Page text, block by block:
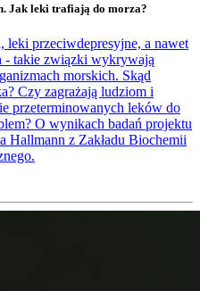
Jak leki trafiają do morza?
przeciwdepresyjne, a nawet
- takie związki wykrywają
morskich. Skąd
Czy zagrażają ludziom i
przeterminowanych leków do
O wynikach badań projektu
Hallmann z Zakładu Biochemii